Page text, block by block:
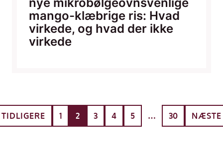
mango-klæbrige ris: Hvad
virkede, og hvad der ikke
virkede
TIDLIGERE 1 2 3 4 5 … 30 NÆSTE